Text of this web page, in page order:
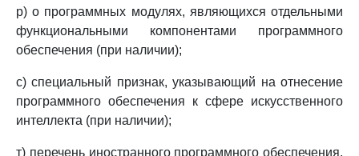
р) о программных модулях, являющихся отдельными
функциональными компонентами программного
обеспечения (при наличии);
с) специальный признак, указывающий на отнесение
программного обеспечения к сфере искусственного
интеллекта (при наличии);
т) перечень иностранного программного обеспечения,